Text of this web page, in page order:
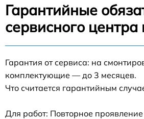
Гарантийные
сервисного
Гарантия от сервиса: на
комплектующие — до 3 месяцев.
Что считается гарантийным
Для работ: Повторное